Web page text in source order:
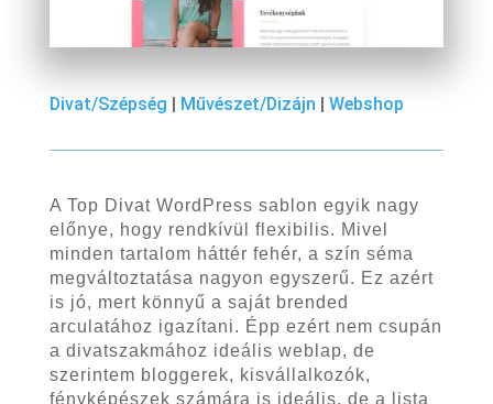
Divat/Szépség | Művészet/Dizájn | Webshop
A Top Divat WordPress sablon egyik nagy
előnye, hogy rendkívül flexibilis. Mivel
minden tartalom háttér fehér, a szín séma
megváltoztatása nagyon egyszerű. Ez azért
is jó, mert könnyű a saját brended
arculatához igazítani. Épp ezért nem csupán
a divatszakmához ideális weblap, de
szerintem bloggerek, kisvállalkozók,
fényképészek számára is ideális, de a lista